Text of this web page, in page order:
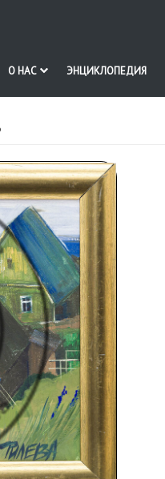
О НАС ЭНЦИКЛОПЕДИЯ